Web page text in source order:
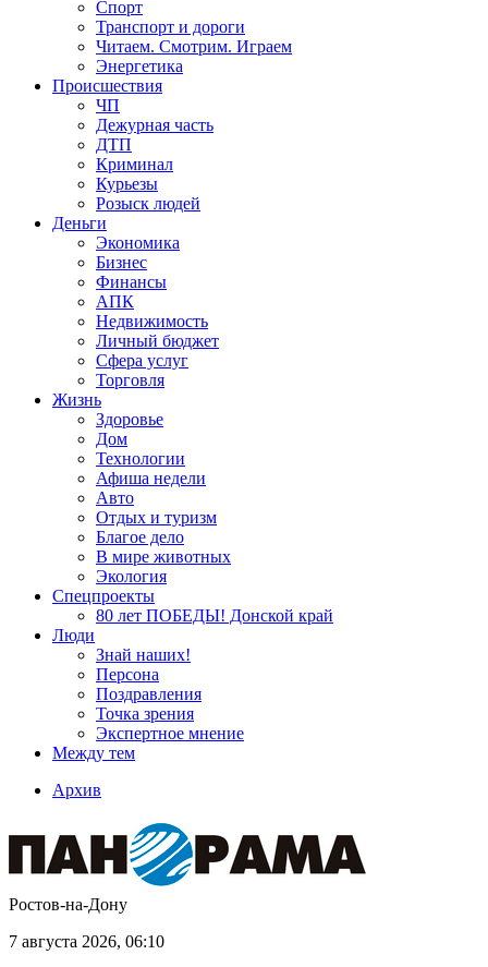
Спорт
Транспорт и дороги
Читаем. Смотрим. Играем
Энергетика
Происшествия
ЧП
Дежурная часть
ДТП
Криминал
Курьезы
Розыск людей
Деньги
Экономика
Бизнес
Финансы
АПК
Недвижимость
Личный бюджет
Сфера услуг
Торговля
Жизнь
Здоровье
Дом
Технологии
Афиша недели
Авто
Отдых и туризм
Благое дело
В мире животных
Экология
Спецпроекты
80 лет ПОБЕДЫ! Донской край
Люди
Знай наших!
Персона
Поздравления
Точка зрения
Экспертное мнение
Между тем
Архив
Ростов-на-Дону
7 августа 2026, 06:10